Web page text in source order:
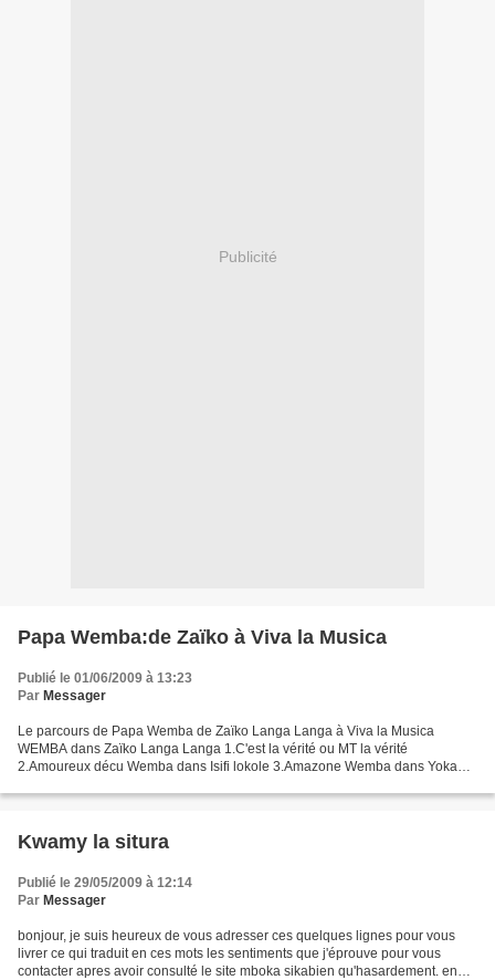
Publicité
Papa Wemba:de Zaïko à Viva la Musica
Publié le 01/06/2009 à 13:23
Par Messager
Le parcours de Papa Wemba de Zaïko Langa Langa à Viva la Musica
WEMBA dans Zaïko Langa Langa 1.C'est la vérité ou MT la vérité
2.Amoureux décu Wemba dans Isifi lokole 3.Amazone Wemba dans Yoka
Kwamy la situra
Publié le 29/05/2009 à 12:14
Par Messager
bonjour, je suis heureux de vous adresser ces quelques lignes pour vous
livrer ce qui traduit en ces mots les sentiments que j'éprouve pour vous
contacter apres avoir consulté le site mboka sikabien qu'hasardement. en